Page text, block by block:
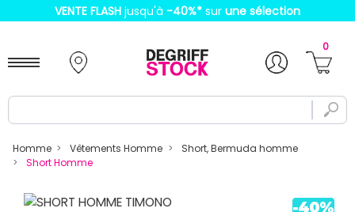
VENTE FLASH jusqu'à -40%* sur une sélection
0
Homme Vêtements Homme
Short, Bermuda homme
Short Homme